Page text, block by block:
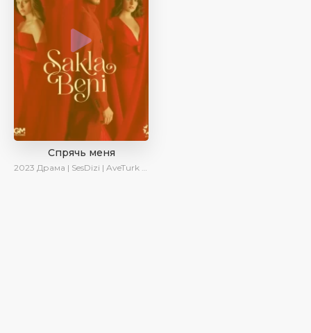
Спрячь меня
2023 Драма | SesDizi | AveTurk | AlisaDirilis | Сериалы 2023